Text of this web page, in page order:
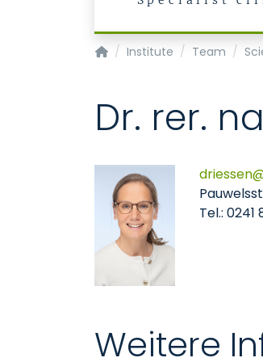
Institute for Occupational,
Institute Team
Dr. rer.
driessen
Tel.:
Weitere